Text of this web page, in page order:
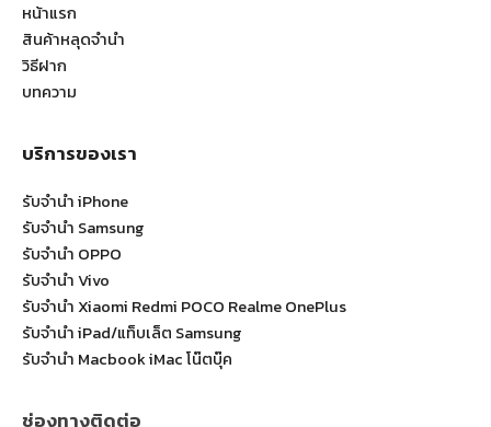
หน้าแรก
สินค้าหลุดจำนำ
วิธีฝาก
บทความ
บริการของเรา
รับจำนำ iPhone
รับจำนำ Samsung
รับจำนำ OPPO
รับจำนำ Vivo
รับจำนำ Xiaomi Redmi POCO Realme OnePlus
รับจำนำ iPad/แท็บเล็ต Samsung
รับจำนำ Macbook iMac โน๊ตบุ๊ค
ช่องทางติดต่อ